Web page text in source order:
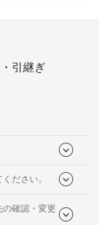
引継ぎ
ださい。
確認・変更